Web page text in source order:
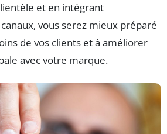
et en intégrant
vous serez mieux préparé
de vos clients et à améliorer
avec votre marque.